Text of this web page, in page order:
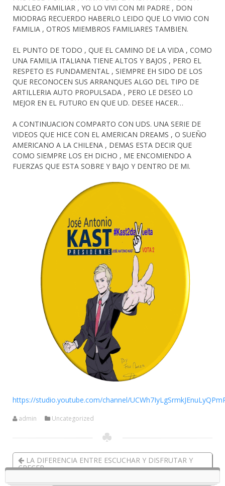
NUCLEO FAMILIAR , YO LO VIVI CON MI PADRE , DON
MIODRAG RECUERDO HABERLO LEIDO QUE LO VIVIO CON
FAMILIA , OTROS MIEMBROS FAMILIARES TAMBIEN.
EL PUNTO DE TODO , QUE EL CAMINO DE LA VIDA , COMO
UNA FAMILIA ITALIANA TIENE ALTOS Y BAJOS , PERO EL
RESPETO ES FUNDAMENTAL , SIEMPRE EH SIDO DE LOS
QUE RECONOCEN SUS ARRANQUES ALGO DEL TIPO DE
ARTILLERIA AUTO PROPULSADA , PERO LE DESEO LO
MEJOR EN EL FUTURO EN QUE UD. DESEE HACER…
A CONTINUACION COMPARTO CON UDS. UNA SERIE DE
VIDEOS QUE HICE CON EL AMERICAN DREAMS , O SUEÑO
AMERICANO A LA CHILENA , DEMAS ESTA DECIR QUE
COMO SIEMPRE LOS EH DICHO , ME ENCOMIENDO A
FUERZAS QUE ESTA SOBRE Y BAJO Y DENTRO DE MI.
https://studio.youtube.com/channel/
admin Uncategorized
LA DIFERENCIA ENTRE ESCUCHAR Y DISFRUTAR Y
CRECER